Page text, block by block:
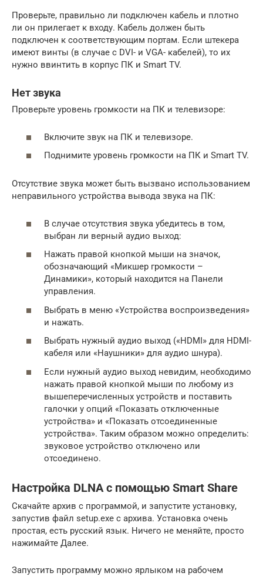
Проверьте, правильно ли подключен кабель и плотно
ли он прилегает к входу. Кабель должен быть
подключен к соответствующим портам. Если штекера
имеют винты (в случае с DVI- и VGA- кабелей), то их
нужно ввинтить в корпус ПК и Smart TV.
Нет звука
Проверьте уровень громкости на ПК и телевизоре:
Включите звук на ПК и телевизоре.
Поднимите уровень громкости на ПК и Smart TV.
Отсутствие звука может быть вызвано использованием
неправильного устройства вывода звука на ПК:
В случае отсутствия звука убедитесь в том,
выбран ли верный аудио выход:
Нажать правой кнопкой мыши на значок,
обозначающий «Микшер громкости –
Динамики», который находится на Панели
управления.
Выбрать в меню «Устройства воспроизведения»
и нажать.
Выбрать нужный аудио выход («HDMI» для HDMI-
кабеля или «Наушники» для аудио шнура).
Если нужный аудио выход невидим, необходимо
нажать правой кнопкой мыши по любому из
вышеперечисленных устройств и поставить
галочки у опций «Показать отключенные
устройства» и «Показать отсоединенные
устройства». Таким образом можно определить:
звуковое устройство отключено или
отсоединено.
Настройка DLNA с помощью Smart Share
Скачайте архив с программой, и запустите установку,
запустив файл setup.exe с архива. Установка очень
простая, есть русский язык. Ничего не меняйте, просто
нажимайте Далее.
Запустить программу можно ярлыком на рабочем